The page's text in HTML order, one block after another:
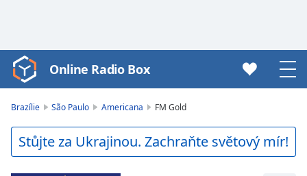
Video
Player
Play
Video
Online Radio Box
Brazílie São Paulo Americana FM Gold
Stůjte za Ukrajinou. Zachraňte světový mír!